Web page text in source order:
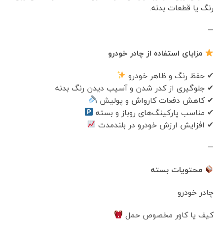
رنگ یا قطعات بدنه.
—
مزایای استفاده از چادر خودرو
✔ حفظ رنگ و ظاهر خودرو
✔ جلوگیری از کدر شدن و آسیب دیدن رنگ بدنه
✔ کاهش دفعات کارواش و پولیش
✔ مناسب پارکینگ‌های روباز و بسته
✔ افزایش ارزش خودرو در بلندمدت
—
محتویات بسته
چادر خودرو
کیف یا کاور مخصوص حمل